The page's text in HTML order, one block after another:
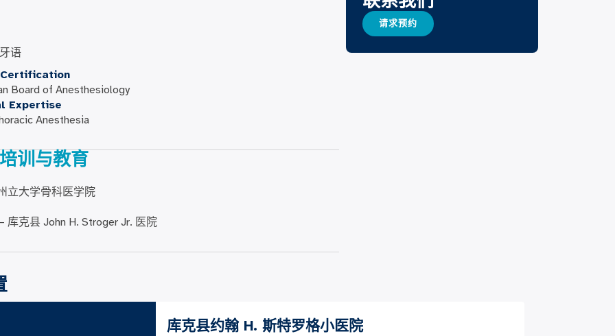
语
Board of Anesthesiology
Expertise
Anesthesia
训与教育
立大学骨科医学院
库克县 John H. Stroger Jr. 医院
请求预约
库克县约翰 H. 斯特罗格小医院